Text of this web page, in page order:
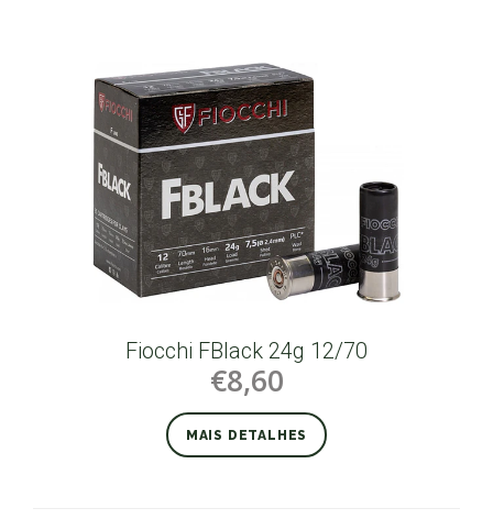
Fiocchi FBlack 24g 12/70
€8,60
MAIS DETALHES